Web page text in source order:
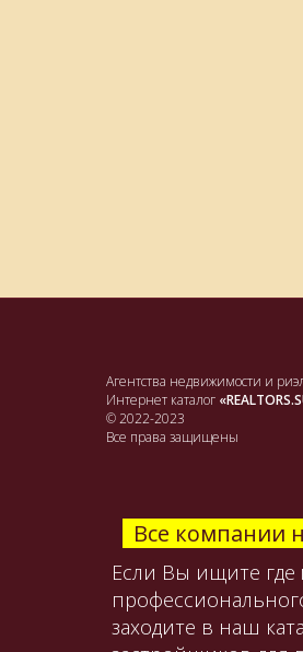
Агентства недвижимости и
Интернет каталог
© 2022-2023
Все права защищены
Все компании
Если Вы ищите где
заходите в наш